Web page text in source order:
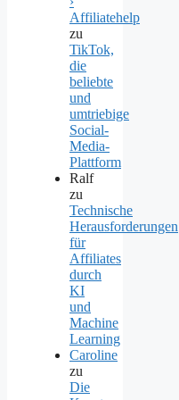
Affiliatehelp
zu
TikTok,
die
beliebte
und
umtriebige
Social-
Media-
Plattform
Ralf
zu
Technische
Herausforderungen
für
Affiliates
durch
KI
und
Machine
Learning
Caroline
zu
Die